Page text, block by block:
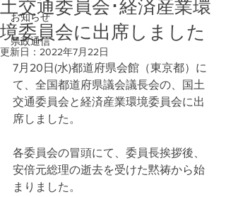
お知らせ
県政通信
土交通委員会･経済産業環
境委員会に出席しました
更新日： 2022年7月22日
7月20日(水)都道府県会館（東京都）に
て、全国都道府県議会議長会の、国土
交通委員会と経済産業環境委員会に出
席しました。
各委員会の冒頭にて、委員長挨拶後、
安倍元総理の逝去を受けた黙祷から始
まりました。